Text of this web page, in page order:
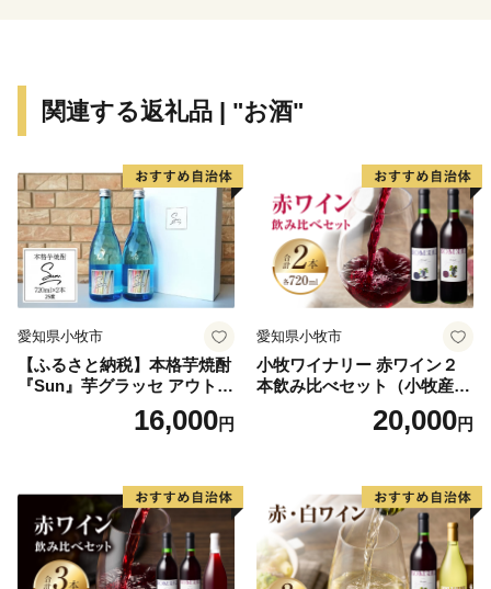
www.pref.kyoto.jp/somucho/news/hurusato-tax.html
電話番号 050-1730-1190
受付時間 平日 9時00分～17時00分
※土日祝祭日は休みとなります
京都府には、国宝・重要文化財をはじめとした優れた文
化財が数多く残されています。
のできない財産であり、未来へと大切に守り伝えていか
文化財指定を受けた文化財には補助制度がありますが、
京都にはまだまだ貴重な文化財が数多く残されており、
本来であれば国の指定・登録文化財となるべき文化財
が、指定等を待つ間にも劣化し、災害等の危機に晒され
関連する返礼品 | "お酒"
愛知県小牧市
【ふるさと納税】本格芋焼酎
『Sun』芋グラッセ アウトド
ア ソロキャンプ ベランピン
グ 巣ごもり 就労支援16,000円
愛知県小牧市
小牧ワイナリー 赤ワイン２
本飲み比べセット（小牧産ぶ
どう100％使用）20,000円